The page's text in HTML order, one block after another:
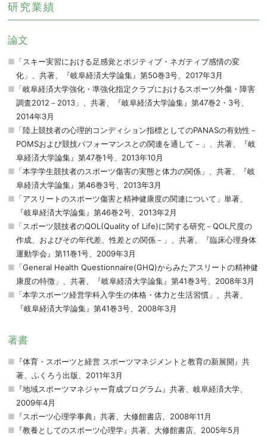
研究業績
論文
「スキー実習における足感覚とポジティブ・ネガティブ感情の変
化」、共著、『岐阜経済大学論集』第50巻3号、2017年3月
「岐阜経済大学強化・準強化指定クラブにおけるスポーツ外傷・障害
調査2012－2013」、共著、『岐阜経済大学論集』第47巻2・3号、
2014年3月
「陸上競技者の心理的コンディション指標としてのPANASの有効性－
POMSおよび競技パフォーマンスとの関連を通して－」、共著、『岐
阜経済大学論集』第47巻1号、2013年10月
「本学学生競技者のスポーツ傷害の実態と体力の関係」、共著、『岐
阜経済大学論集』第46巻3号、2013年3月
「アスリートのスポーツ傷害と精神健康度の関連について」単著、
『岐阜経済大学論集』第46巻2号、2013年2月
「スポーツ競技者のQOL(Quality of Life)に関する研究－QOL尺度の
作成、およびその年代差、性差との関係－」、共著、『臨床心理身体
運動学会』第11巻1号、2009年3月
「General Health Questionnaire(GHQ)からみたアスリートの精神健
康度の特徴」、共著、『岐阜経済大学論集』第41巻3号、2008年3月
「本学スポーツ経営学科入学生の体格・体力と生活習慣」、共著、
『岐阜経済大学論集』第41巻3号、2008年3月
著書
『体育・スポーツと経営 スポーツマネジメントと教育の新展開』共
著、ふくろう出版、2011年3月
『地域スポーツマネジャー育成プログラム』共著、岐阜経済大学、
2009年4月
『スポーツ心理学事典』共著、大修館書店、2008年11月
『教養としてのスポーツ心理学』共著、大修館書店、2005年5月